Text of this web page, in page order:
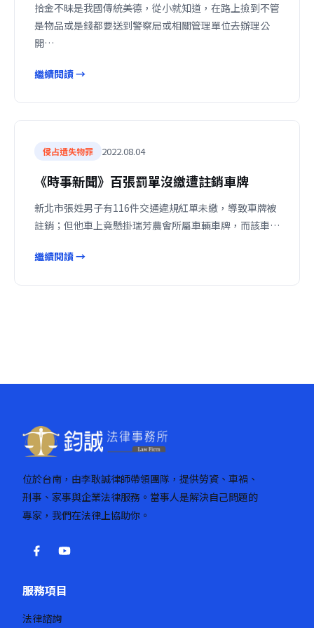
拾金不昧是我國傳統美德，從小就知道，在路上撿到不管
是物品或是錢都要送到警察局或相關管理單位去辦理公
開…
繼續閱讀 →
侵占遺失物罪 2022.08.04
《時事新聞》百張罰單沒繳遭註銷車牌
新北市張姓男子有116件交通違規紅單未繳，導致車牌被
註銷；但他車上竟懸掛瑞芳農會所屬車輛車牌，而該車…
繼續閱讀 →
位於台南，由李耿誠律師帶領團隊，提供勞資、車禍、
刑事、家事與企業法律服務。當事人是解決自己問題的
專家，我們在法律上協助你。
服務項目
法律諮詢